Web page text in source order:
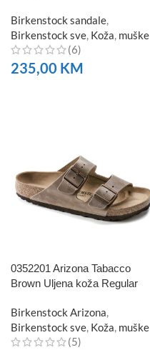
Birkenstock sandale,
Birkenstock sve, Koža, muške
(6)
235,00 KM
0352201 Arizona Tabacco
Brown Uljena koža Regular
Birkenstock Arizona,
Birkenstock sve, Koža, muške
(5)